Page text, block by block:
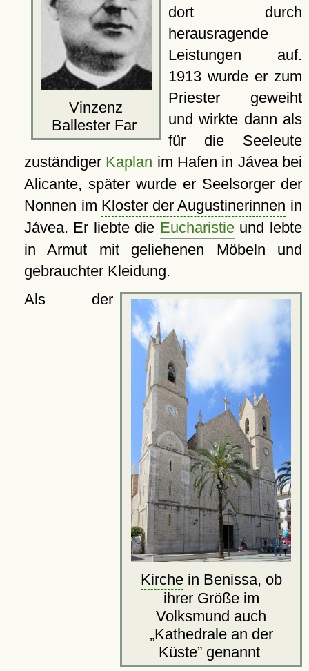
Vinzenz
Ballester Far
dort durch
herausragende
Leistungen auf.
1913 wurde er zum
Priester geweiht
und wirkte dann als
für die Seeleute
zuständiger Kaplan im Hafen in Jávea bei
Alicante, später wurde er Seelsorger der
Nonnen im Kloster der Augustinerinnen in
Jávea. Er liebte die Eucharistieund lebte
in Armut mit geliehenen Möbeln und
gebrauchter Kleidung.
Kirchein Benissa, ob
ihrer Größe im
Volksmund auch
Kathedrale an der
Küste genannt
Als der